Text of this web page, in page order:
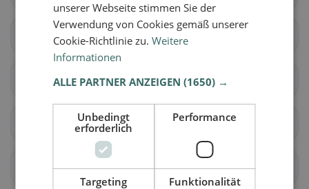
Chancy Chêne-Bougeries
Chêne-Bourg Choulex
Collex-Bossy Collonge-Bellerive
Cologny Confignon
unserer Webseite stimmen Sie der
Verwendung von Cookies gemäß unserer
Cookie-Richtlinie zu.Weitere
Informationen
ALLE PARTNER ANZEIGEN(1650) →
Unbedingt
erforderlich
Performance
Targeting Funktionalität